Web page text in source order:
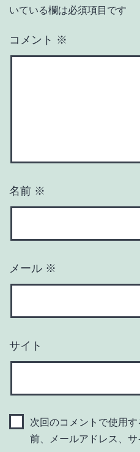
いている欄は必須項目です
コメント ※
名前 ※
メール ※
サイト
次回のコメントで使用
前、メールアドレス、サ